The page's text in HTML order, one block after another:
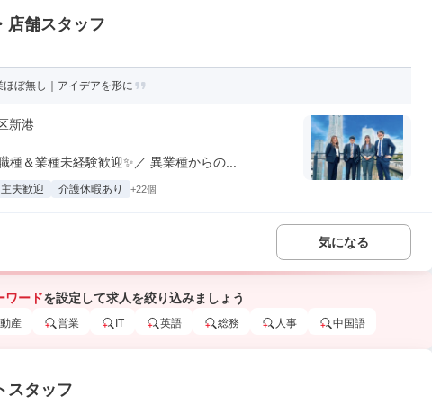
店舗スタッフ
ほぼ無し｜アイデアを形に
新港
種＆業種未経験歓迎✨／ 異業種からの...
夫歓迎 介護休暇あり +22個
気になる
ワードを設定して求人を絞り込みましょう
産 営業 IT 英語 総務 人事 中国語
スタッフ